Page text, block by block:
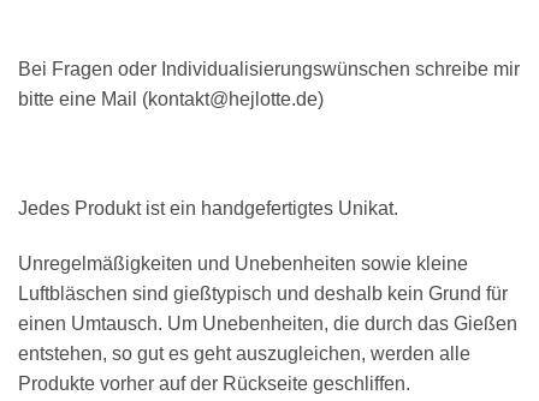
Bei Fragen oder Individualisierungswünschen schreibe mir
bitte eine Mail (kontakt@hejlotte.de)
Jedes Produkt ist ein handgefertigtes Unikat.
Unregelmäßigkeiten und Unebenheiten sowie kleine
Luftbläschen sind gießtypisch und deshalb kein Grund für
einen Umtausch. Um Unebenheiten, die durch das Gießen
entstehen, so gut es geht auszugleichen, werden alle
Produkte vorher auf der Rückseite geschliffen.